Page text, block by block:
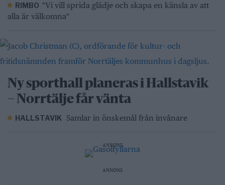
RIMBO "Vi vill sprida glädje och skapa en känsla av att
alla är välkomna"
Ny sporthall planeras i Hallstavik
– Norrtälje får vänta
HALLSTAVIK Samlar in önskemål från invånare
ANNONS
ANNONS